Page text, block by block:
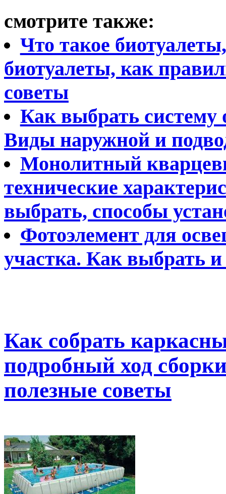
смотрите также:
Что такое
биотуалеты, как
советы
Как выбрать систему
Виды наружной и
Монолитный
технические
выбрать, способы
Фотоэлемент для
участка. Как выбрать
Как собрать
подробный ход
полезные советы